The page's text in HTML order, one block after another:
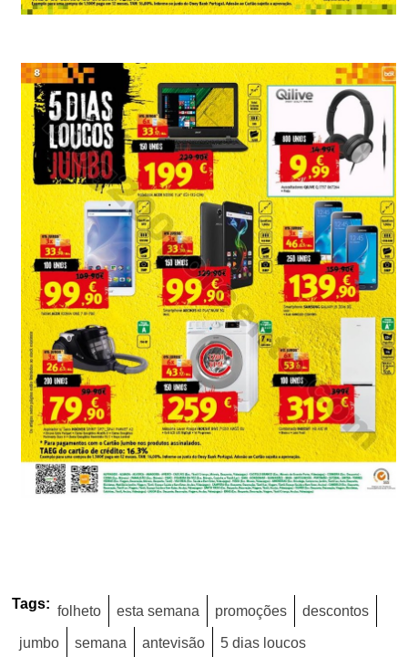
Tags: folheto esta semana promoções descontos
jumbo semana antevisão 5 dias loucos